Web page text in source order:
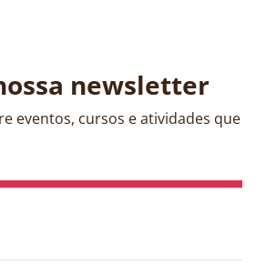
newsletter
eventos, cursos e atividades que